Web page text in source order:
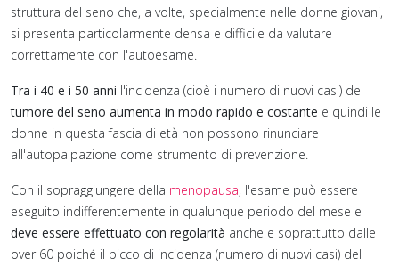
struttura del seno che, a volte, specialmente nelle donne giovani,
si presenta particolarmente densa e difficile da valutare
correttamente con l'autoesame.
Tra i 40 e i 50 anni l'incidenza (cioè i numero di nuovi casi) del
tumore del seno aumenta in modo rapido e costante e quindi le
donne in questa fascia di età non possono rinunciare
all'autopalpazione come strumento di prevenzione.
Con il sopraggiungere della menopausa, l'esame può essere
eseguito indifferentemente in qualunque periodo del mese e
deve essere effettuato con regolarità anche e soprattutto dalle
over 60 poiché il picco di incidenza (numero di nuovi casi) del